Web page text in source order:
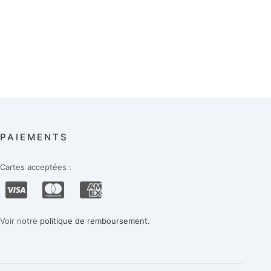
PAIEMENTS
Cartes acceptées :
Voir notre politique de remboursement.